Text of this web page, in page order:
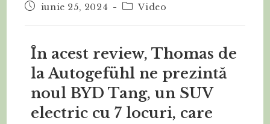
iunie 25, 2024 Video
În acest review, Thomas de
la Autogefühl ne prezintă
noul BYD Tang, un SUV
electric cu 7 locuri, care